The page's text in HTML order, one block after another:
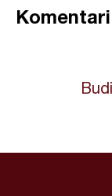
Komentari